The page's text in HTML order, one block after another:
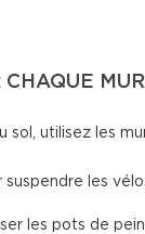
sol, utilisez les
suspendre les
les pots de